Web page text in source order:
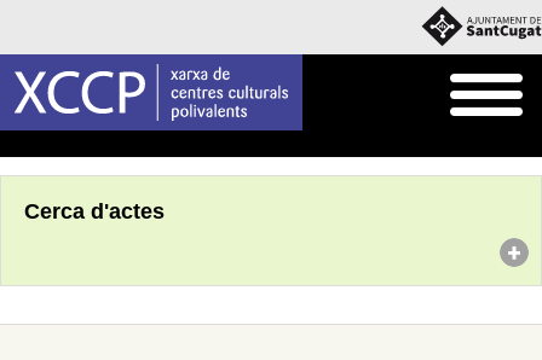
Cerca d'actes